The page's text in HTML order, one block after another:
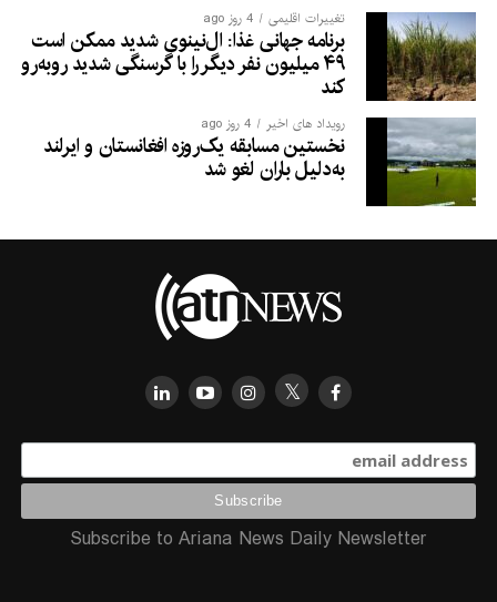
تغییرات اقلیمی 4 روز ago
برنامه جهانی غذا: ال‌نینوی شدید ممکن است
۴۹ میلیون نفر دیگر را با گرسنگی شدید روبه‌رو
کند
رویداد های اخیر 4 روز ago
نخستین مسابقه یک‌روزه افغانستان و ایرلند
به‌دلیل باران لغو شد
Subscribe to Ariana News Daily Newsletter